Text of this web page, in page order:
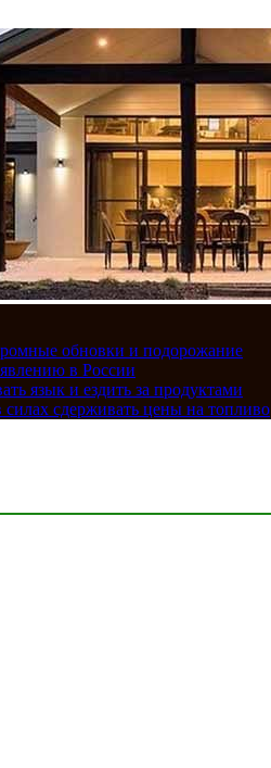
обновки и подорожание
в России
язык и ездить за продуктами
сдерживать цены на топливо